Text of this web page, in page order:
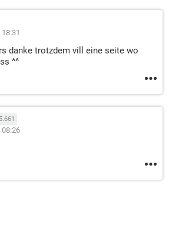
danke trotzdem vill eine seite wo
^^
5.661
08:26